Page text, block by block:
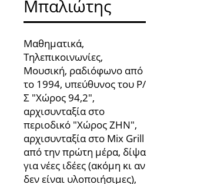
Μπαλιώτης
Μαθηματικά,
Τηλεπικοινωνίες,
Μουσική, ραδιόφωνο από
το 1994, υπεύθυνος του Ρ/
Σ "Χώρος 94,2",
αρχισυνταξία στο
περιοδικό "Χώρος ΖΗΝ",
αρχισυνταξία στο Mix Grill
από την πρώτη μέρα, δίψα
για νέες ιδέες (ακόμη κι αν
δεν είναι υλοποιήσιμες),